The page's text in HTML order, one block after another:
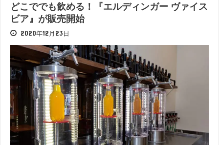
どこででも飲める！『エルディンガー ヴァイス
ビア』が販売開始
2020年12月23日